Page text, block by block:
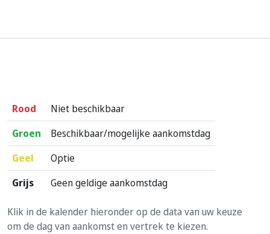
Rood
Niet beschikbaar
Groen
Beschikbaar/mogelijke aankomstdag
Geel
Optie
Grijs
Geen geldige aankomstdag
Klik in de kalender hieronder op de data van uw keuze
om de dag van aankomst en vertrek te kiezen.